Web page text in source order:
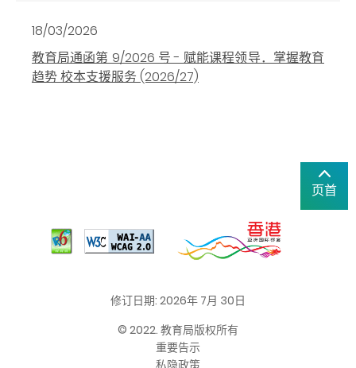
18/03/2026
教育局通函第 9/2026 号 - 赋能课程领导．掌握教育
趋势 校本支援服务 (2026/27)
页首
修订日期: 2026年 7月 30日
© 2022. 教育局版权所有
重要告示